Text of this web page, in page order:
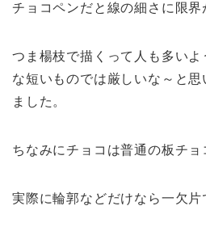
チョコペンだと線の細さに限界
つま楊枝で描くって人も多い
な短いものでは厳しいな～と
ました。
ちなみにチョコは普通の板チョ
実際に輪郭などだけなら一欠片